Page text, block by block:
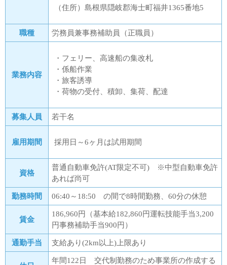
（住所）島根県隠岐郡海士町福井1365番地5
職種 労務員兼事務補助員（正職員）
業務内容
・フェリー、高速船の集改札
・係船作業
・旅客誘導
・荷物の受付、積卸、集荷、配達
募集人員 若干名
雇用期間 採用日～6ヶ月は試用期間
資格
普通自動車免許(AT限定不可) ※中型自動車免許
あれば尚可
勤務時間 06:40～18:50 の間で8時間勤務、60分の休憩
賃金
186,960円（基本給182,860円運転技能手当3,200
円事務補助手当900円）
通勤手当 支給あり(2km以上)上限あり
年間122日 交代制勤務のため事業所の作成する